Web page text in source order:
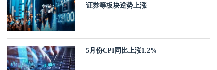
证券等板块逆势上涨
5月份CPI同比上涨1.2%